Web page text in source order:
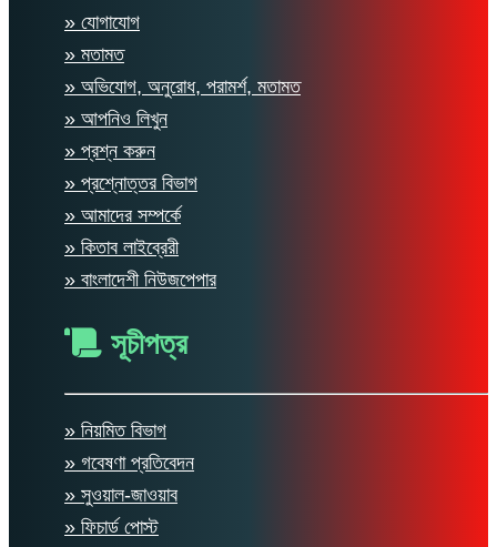
» যোগাযোগ
» মতামত
» অভিযোগ, অনুরোধ, পরামর্শ, মতামত
» আপনিও লিখুন
» প্রশ্ন করুন
» প্রশ্নোত্তর বিভাগ
» আমাদের সম্পর্কে
» কিতাব লাইব্রেরী
» বাংলাদেশী নিউজপেপার
সূচীপত্র
» নিয়মিত বিভাগ
» গবেষণা প্রতিবেদন
» সুওয়াল-জাওয়াব
» ফিচার্ড পোস্ট